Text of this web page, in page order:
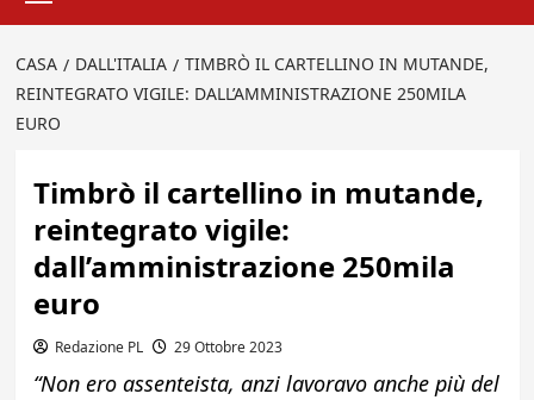
CASA DALL'ITALIA
TIMBRÒ IL CARTELLINO IN MUTANDE,
REINTEGRATO VIGILE: DALL’AMMINISTRAZIONE 250MILA
EURO
Timbrò il cartellino in mutande,
reintegrato vigile:
dall’amministrazione 250mila
euro
Redazione PL 29 Ottobre 2023
“Non ero assenteista, anzi lavoravo anche più del